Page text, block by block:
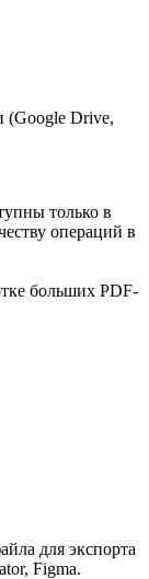
(Google Drive,
только в
операций в
больших PDF-
для экспорта
Figma.